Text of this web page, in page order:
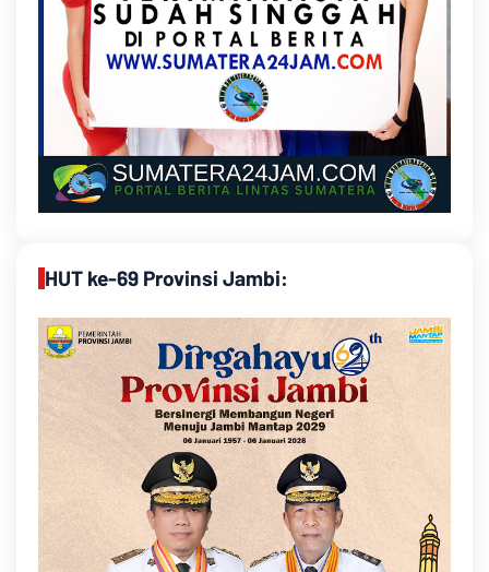
HUT ke-69 Provinsi Jambi: